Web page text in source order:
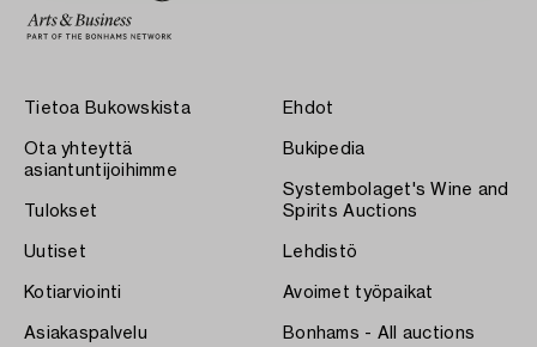
Tietoa Bukowskista
Ota yhteyttä
asiantuntijoihimme
Tulokset
Uutiset
Kotiarviointi
Asiakaspalvelu
Ehdot
Bukipedia
Systembolaget's Wine and
Spirits Auctions
Lehdistö
Avoimet työpaikat
Bonhams - All auctions